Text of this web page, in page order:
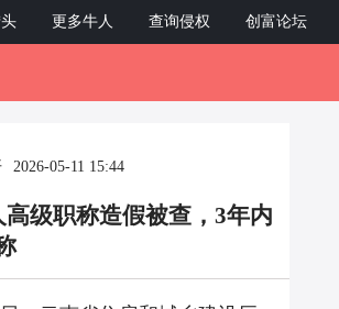
更多牛人 查询侵权 创富论坛
2026-05-11 15:44
高级职称造假被查，3年内